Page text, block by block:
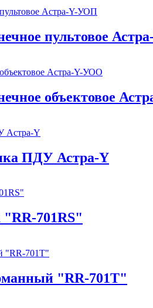
пультовое
объектовое
ПДУ Астра-Y
701RS"
"RR-701T"